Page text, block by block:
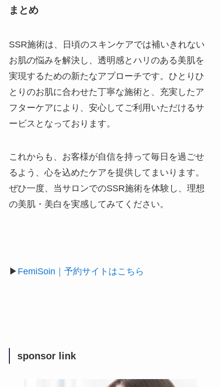
まとめ
SSR施術は、日頃のスキンケアでは補いきれない
お肌の悩みを解決し、透明感とハリのある美肌を
実現するための新たなアプローチです。ひとりひ
とりのお肌に合わせた丁寧な施術と、充実したア
フターケアにより、安心してご利用いただけるサ
ービスとなっております。
これからも、お客様が自信を持って毎日を過ごせ
るよう、心を込めたケアを提供してまいります。
ぜひ一度、当サロンでのSSR施術を体験し、理想
の美肌・美白を実感してみてください。
▶ FemiSoin｜予約サイトはこちら
sponsor link